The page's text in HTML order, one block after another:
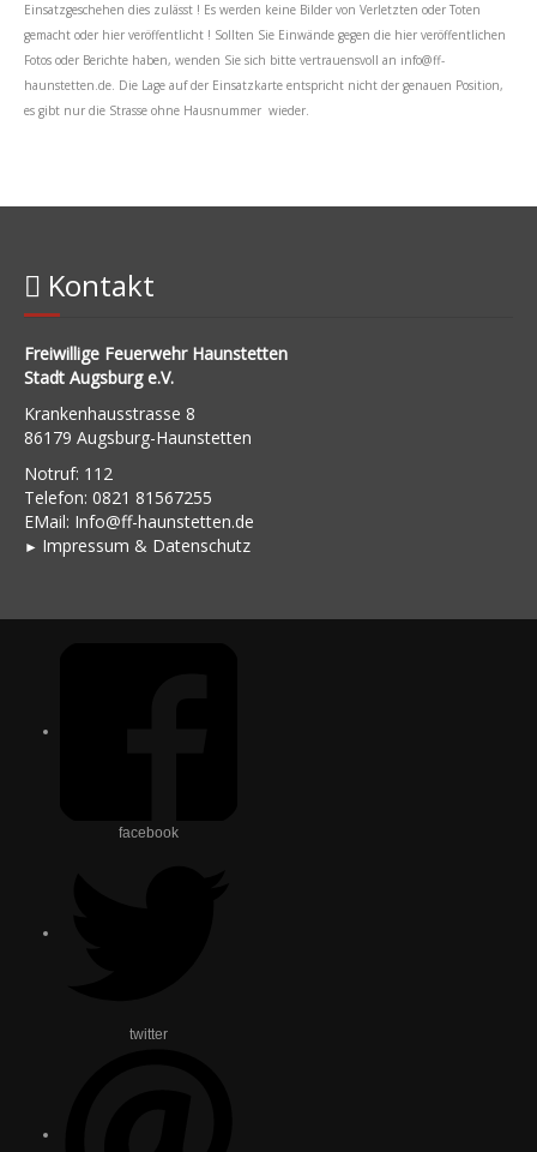
Einsatzgeschehen dies zulässt ! Es werden keine Bilder von Verletzten oder Toten
gemacht oder hier veröffentlicht ! Sollten Sie Einwände gegen die hier veröffentlichen
Fotos oder Berichte haben, wenden Sie sich bitte vertrauensvoll an info@ff-
haunstetten.de. Die Lage auf der Einsatzkarte entspricht nicht der genauen Position,
es gibt nur die Strasse ohne Hausnummer wieder.
Kontakt
Freiwillige Feuerwehr Haunstetten
Stadt Augsburg e.V.
Krankenhausstrasse 8
86179 Augsburg-Haunstetten
Notruf: 112
Telefon: 0821 81567255
EMail: Info@ff-haunstetten.de
► Impressum & Datenschutz
facebook
twitter